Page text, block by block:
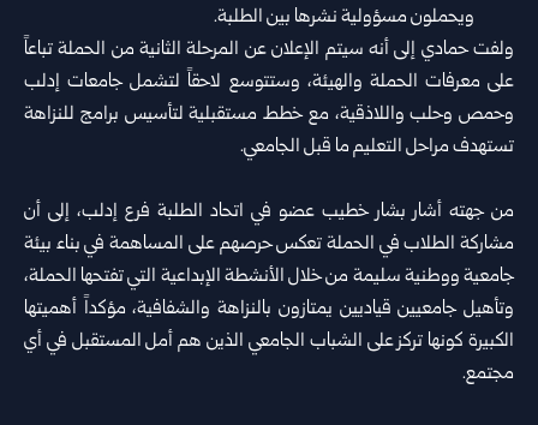
ويحملون مسؤولية نشرها بين الطلبة.
ولفت حمادي إلى أنه سيتم الإعلان عن المرحلة الثانية من الحملة تباعاً
على معرفات الحملة والهيئة، وستتوسع لاحقاً لتشمل جامعات إدلب
وحمص وحلب واللاذقية، مع خطط مستقبلية لتأسيس برامج للنزاهة
تستهدف مراحل التعليم ما قبل الجامعي.
من جهته أشار بشار خطيب عضو في اتحاد الطلبة فرع إدلب، إلى أن
مشاركة الطلاب في الحملة تعكس حرصهم على المساهمة في بناء بيئة
جامعية ووطنية سليمة من خلال الأنشطة الإبداعية التي تفتحها الحملة،
وتأهيل جامعيين قياديين يمتازون بالنزاهة والشفافية، مؤكداً أهميتها
الكبيرة كونها تركز على الشباب الجامعي الذين هم أمل المستقبل في أي
مجتمع.